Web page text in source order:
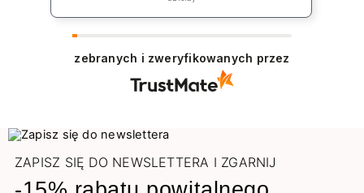
to 39zł plus koszt przesyłki co jest w
żaden sposób niezadowalające.
zebranych i zweryfikowanych przez
ZAPISZ SIĘ DO NEWSLETTERA I ZGARNIJ